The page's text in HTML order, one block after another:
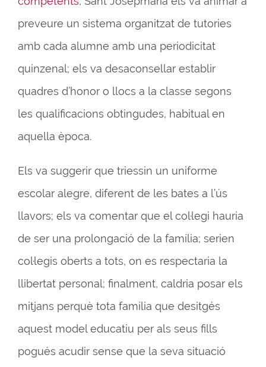
preveure un sistema organitzat de tutories
amb cada alumne amb una periodicitat
quinzenal; els va desaconsellar establir
quadres d’honor o llocs a la classe segons
les qualificacions obtingudes, habitual en
aquella època.
Els va suggerir que triessin un uniforme
escolar alegre, diferent de les bates a l’ús
llavors; els va comentar que el col·legi hauria
de ser una prolongació de la família; serien
col·legis oberts a tots, on es respectaria la
llibertat personal; finalment, caldria posar els
mitjans perquè tota família que desitgés
aquest model educatiu per als seus fills
pogués acudir sense que la seva situació